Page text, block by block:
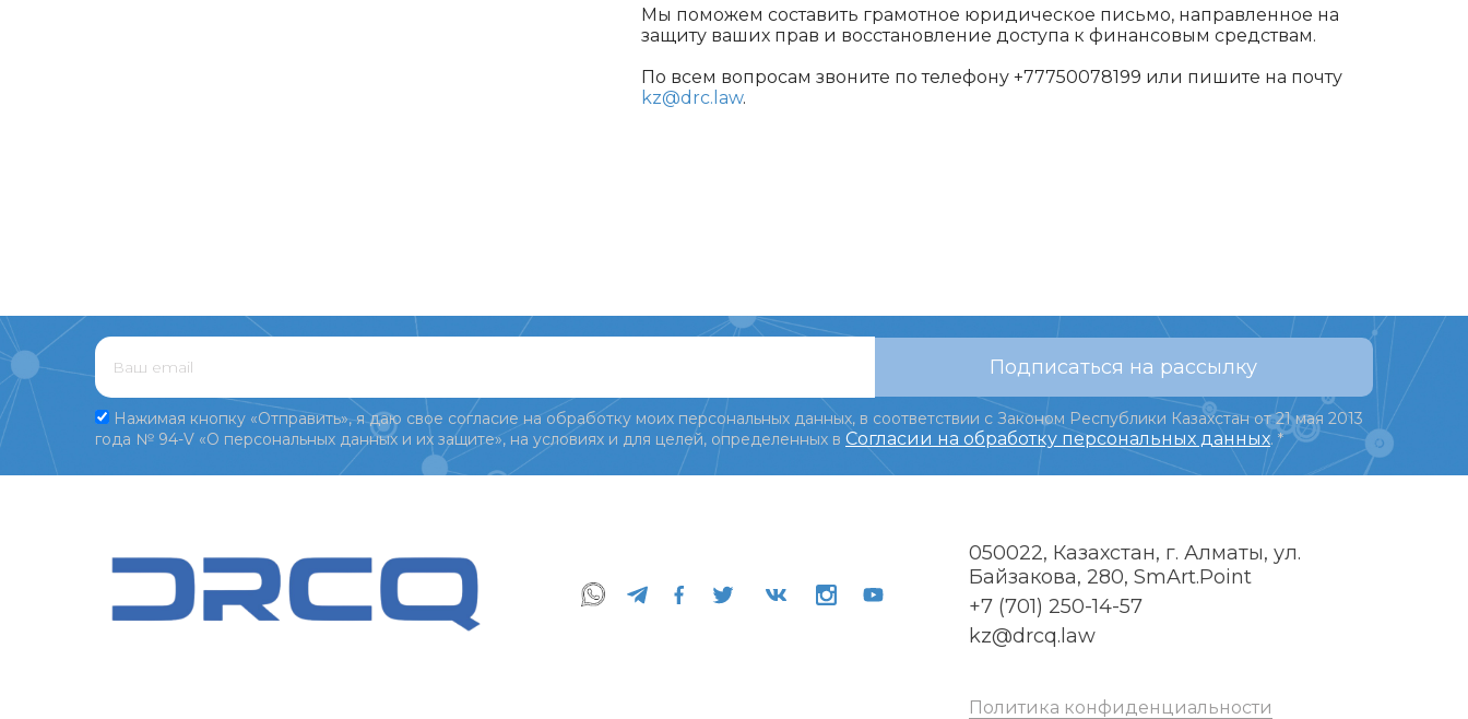
Мы поможем составить грамотное юридическое письмо, направленное на
защиту ваших прав и восстановление доступа к финансовым средствам.
По всем вопросам звоните по телефону +77750078199 или пишите на почту
kz@drc.law.
Подписаться на рассылку
Нажимая кнопку «Отправить», я даю свое согласие на обработку моих персональных данных, в соответствии с Законом Республики Казахстан от 21 мая 2013
года № 94-V «О персональных данных и их защите», на условиях и для целей, определенных в Согласии на обработку персональных данных. *
050022, Казахстан, г. Алматы, ул.
Байзакова, 280, SmArt.Point
+7 (701) 250-14-57
kz@drcq.law
Политика конфиденциальности